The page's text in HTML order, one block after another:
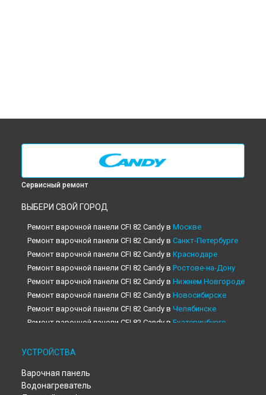
Сервисный ремонт
ВЫБЕРИ СВОЙ ГОРОД
Ремонт варочной панели CFI 82 Candy в Москве
Ремонт варочной панели CFI 82 Candy в Санкт-Петербурге
Ремонт варочной панели CFI 82 Candy в Краснодаре
Ремонт варочной панели CFI 82 Candy в Ростове-на-Дону
Ремонт варочной панели CFI 82 Candy в Нижнем Новгороде
Ремонт варочной панели CFI 82 Candy в Новосибирске
Ремонт варочной панели CFI 82 Candy в Челябинске
Ремонт варочной панели CFI 82 Candy в Екатеринбурге
Ремонт варочной панели CFI 82 Candy в
Ремонт варочной панели CFI 82 Candy в
Ремонт варочной панели CFI 82 Candy в
УСТРОЙСТВА
Варочная панель
Водонагреватель